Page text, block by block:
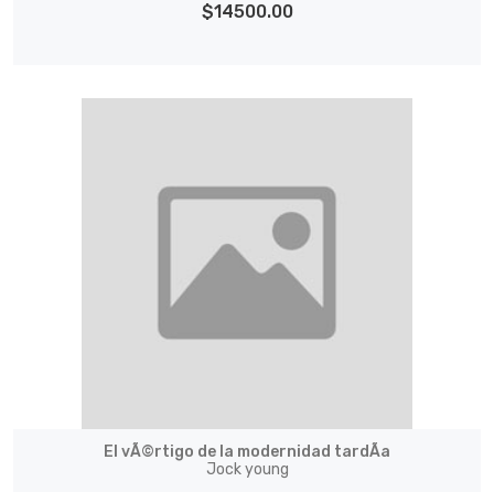
$14500.00
El vÃ©rtigo de la modernidad tardÃ­a
Jock young